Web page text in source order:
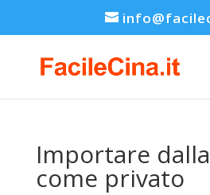
Importare
come privato